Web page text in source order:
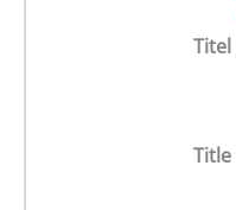
Titel
Title